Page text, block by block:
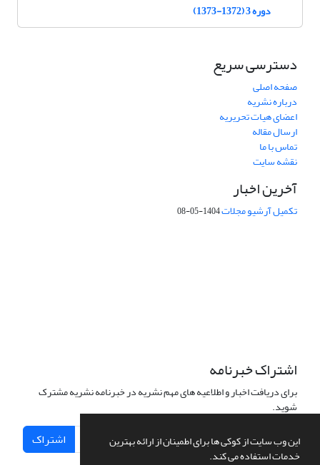
این وب سایت از کوکی ها برای اطمینان از ارائه بهترین
خدمات استفاده می کند.
دوره 3 (1372-1373)
دسترسی سریع
صفحه اصلی
درباره نشریه
اعضای هیات تحریریه
ارسال مقاله
تماس با ما
نقشه سایت
آخرین اخبار
تکمیل آرشیو مجلات1404-05-08
اشتراک خبرنامه
برای دریافت اخبار و اطلاعیه های مهم نشریه در خبرنامه نشریه مشترک
شوید.
اشتراک